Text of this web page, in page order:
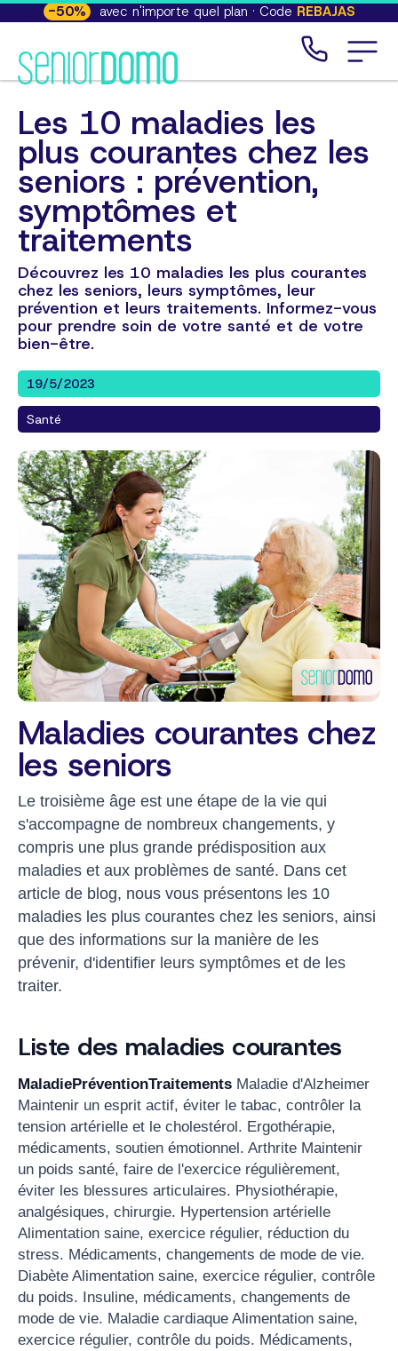
-50% avec n'importe quel plan · Code REBAJAS
Les 10 maladies les
plus courantes chez les
seniors : prévention,
symptômes et
traitements
Découvrez les 10 maladies les plus courantes
chez les seniors, leurs symptômes, leur
prévention et leurs traitements. Informez-vous
pour prendre soin de votre santé et de votre
bien-être.
19/5/2023
Santé
Maladies courantes chez
les seniors
Le troisième âge est une étape de la vie qui
s'accompagne de nombreux changements, y
compris une plus grande prédisposition aux
maladies et aux problèmes de santé. Dans cet
article de blog, nous vous présentons les 10
maladies les plus courantes chez les seniors, ainsi
que des informations sur la manière de les
prévenir, d'identifier leurs symptômes et de les
traiter.
Liste des maladies courantes
MaladiePréventionTraitements Maladie d'Alzheimer
Maintenir un esprit actif, éviter le tabac, contrôler la
tension artérielle et le cholestérol. Ergothérapie,
médicaments, soutien émotionnel. Arthrite Maintenir
un poids santé, faire de l'exercice régulièrement,
éviter les blessures articulaires. Physiothérapie,
analgésiques, chirurgie. Hypertension artérielle
Alimentation saine, exercice régulier, réduction du
stress. Médicaments, changements de mode de vie.
Diabète Alimentation saine, exercice régulier, contrôle
du poids. Insuline, médicaments, changements de
mode de vie. Maladie cardiaque Alimentation saine,
exercice régulier, contrôle du poids. Médicaments,